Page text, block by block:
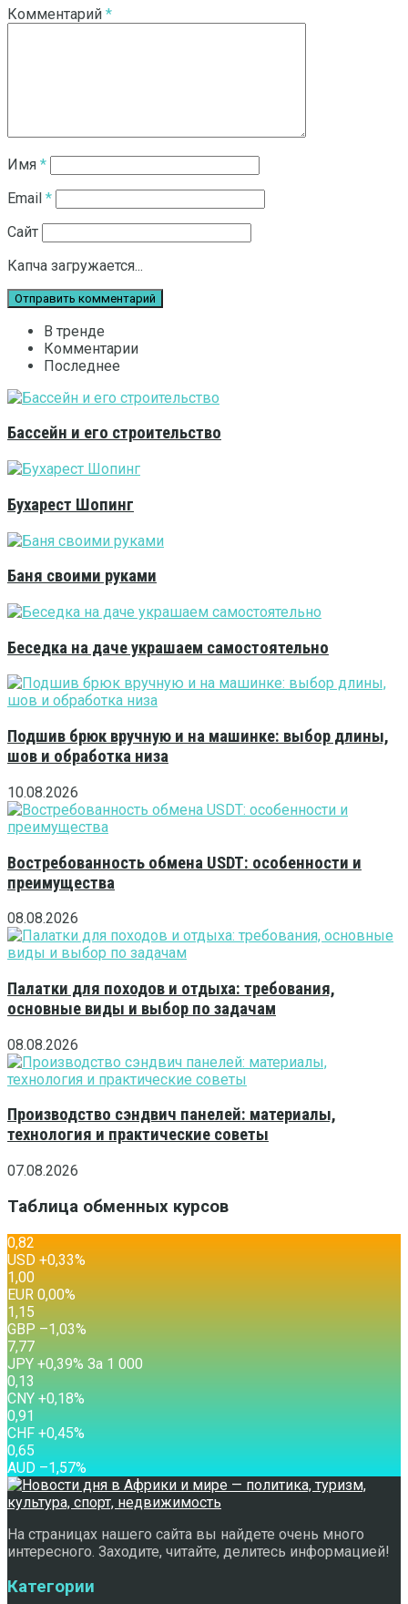
Комментарий *
Имя *
Email *
Сайт
Капча загружается...
В тренде
Комментарии
Последнее
Бассейн и его строительство
Бухарест Шопинг
Баня своими руками
Беседка на даче украшаем самостоятельно
Подшив брюк вручную и на машинке: выбор длины,
шов и обработка низа
10.08.2026
Востребованность обмена USDT: особенности и
преимущества
08.08.2026
Палатки для походов и отдыха: требования,
основные виды и выбор по задачам
08.08.2026
Производство сэндвич панелей: материалы,
технология и практические советы
07.08.2026
Таблица обменных курсов
0,82
USD +0,33%
1,00
EUR 0,00%
1,15
GBP –1,03%
7,77
JPY +0,39% За 1 000
0,13
CNY +0,18%
0,91
CHF +0,45%
0,65
AUD –1,57%
На страницах нашего сайта вы найдете очень много
интересного. Заходите, читайте, делитесь информацией!
Категории